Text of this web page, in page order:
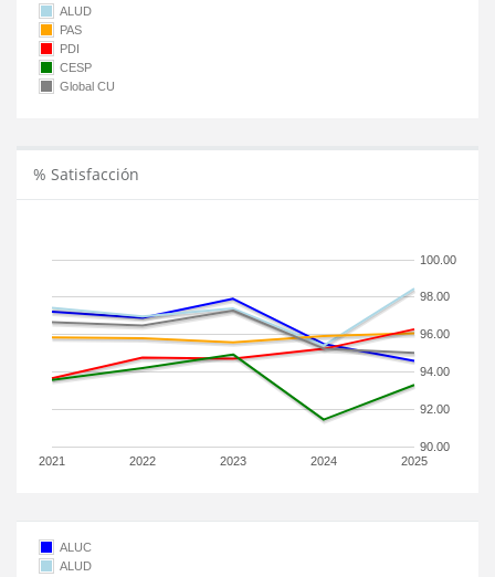
ALUD
PAS
PDI
CESP
Global CU
% Satisfacción
2021 2022 2023 2024 2025
90.00
92.00
94.00
96.00
98.00
100.00
ALUC
ALUD